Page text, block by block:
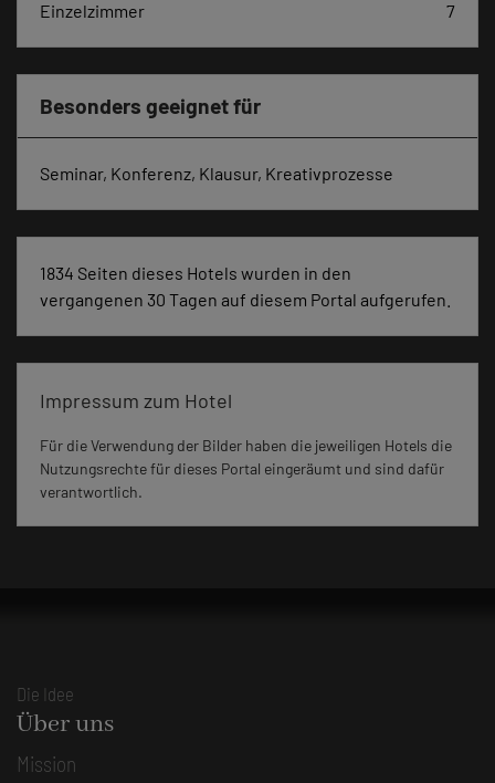
Einzelzimmer
7
Besonders geeignet für
Seminar, Konferenz, Klausur, Kreativprozesse
1834 Seiten dieses Hotels wurden in den
vergangenen 30 Tagen auf diesem Portal aufgerufen.
Impressum zum Hotel
Für die Verwendung der Bilder haben die jeweiligen Hotels die
Nutzungsrechte für dieses Portal eingeräumt und sind dafür
verantwortlich.
Die Idee
Über uns
Mission